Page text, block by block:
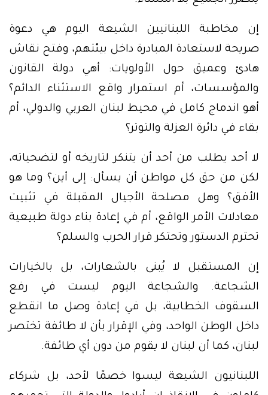
إن مخاطبة اللبنانيين الشيعة اليوم هي دعوة
صريحة لاستعادة المبادرة داخل بيئتهم، وفتح نقاش
هادئ وعميق حول الأولويات: أهي دولة القانون
والمؤسسات، أم استمرار واقع الاستثناء الدائم؟
أهو اندماج كامل في محيط لبنان العربي والدولي، أم
بقاء في دائرة العزلة والتوتر؟
لا أحد يطلب من أحد أن يتنكر لتاريخه أو لتضحياته،
لكن من حق كل مواطن أن يسأل: إلى أين؟ وما هو
الأفق؟ وهل مصلحة الأجيال المقبلة في تثبيت
معادلات الأمر الواقع، أم في إعادة بناء دولة طبيعية
تحترم الدستور وتحتكر قرار الحرب والسلم؟
إن المستقبل لا يُبنى بالشعارات، بل بالخيارات
الشجاعة. والشجاعة اليوم ليست في رفع
السقوف الخطابية، بل في إعادة وصل ما انقطع
داخل الوطن الواحد، وفي الإقرار بأن لا طائفة تختصر
لبنان، كما أن لبنان لا يقوم من دون أي طائفة.
اللبنانيون الشيعة ليسوا خصمًا لأحد، بل شركاء